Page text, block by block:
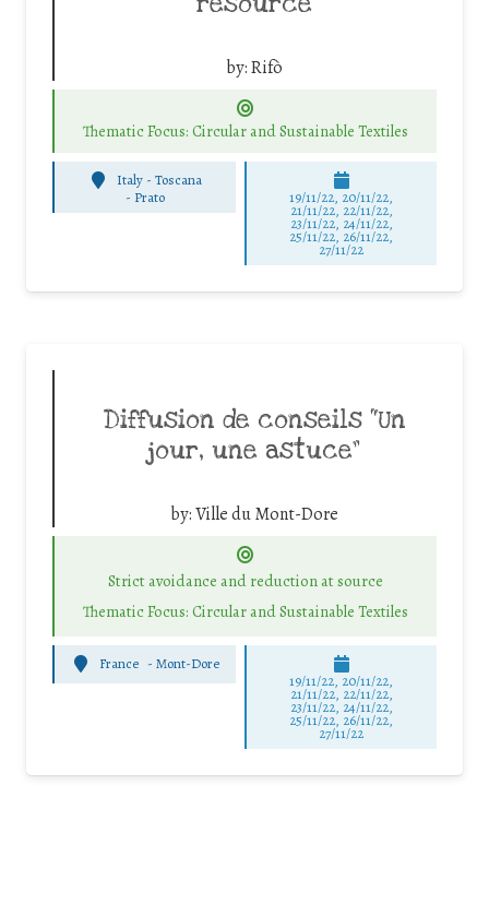
by:Rifò
Thematic Focus: Circular and Sustainable Textiles
Italy - Toscana
- Prato 19/11/22, 20/11/22,
21/11/22, 22/11/22,
23/11/22, 24/11/22,
25/11/22, 26/11/22,
27/11/22
Diffusion de conseils “Un
jour, une astuce”
by:Ville du Mont-Dore
Strict avoidance and reduction at source
Thematic Focus: Circular and Sustainable Textiles
France -Mont-Dore
19/11/22, 20/11/22,
21/11/22, 22/11/22,
23/11/22, 24/11/22,
25/11/22, 26/11/22,
27/11/22